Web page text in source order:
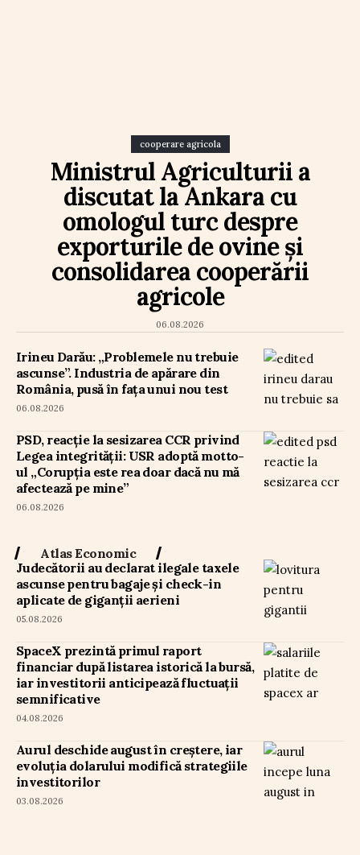
cooperare agricola
Ministrul Agriculturii a
discutat la Ankara cu
omologul turc despre
exporturile de ovine și
consolidarea cooperării
agricole
06.08.2026
Irineu Darău: „Problemele nu trebuie
ascunse”. Industria de apărare din
România, pusă în fața unui nou test
06.08.2026
PSD, reacție la sesizarea CCR privind
Legea integrității: USR adoptă motto-
ul „Corupția este rea doar dacă nu mă
afectează pe mine”
06.08.2026
Atlas Economic
Judecătorii au declarat ilegale taxele
ascunse pentru bagaje și check-in
aplicate de giganții aerieni
05.08.2026
SpaceX prezintă primul raport
financiar după listarea istorică la bursă,
iar investitorii anticipează fluctuații
semnificative
04.08.2026
Aurul deschide august în creștere, iar
evoluția dolarului modifică strategiile
investitorilor
03.08.2026